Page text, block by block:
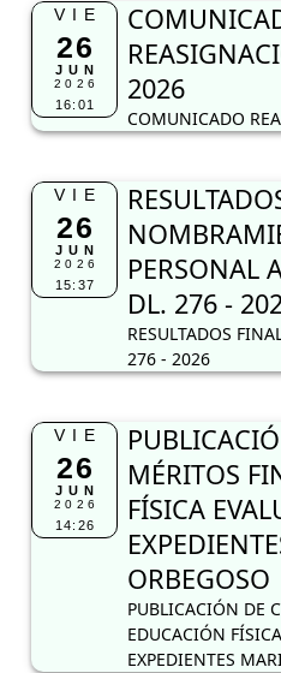
VIE
26
JUN
2026
16:01
2026
COMUNICADO
VIE
26
JUN
2026
15:37
PERSONAL
DL. 276 -
RESULTADOS
276 - 2026
VIE
26
JUN
2026
14:26
MÉRITOS
FÍSICA
ORBEGOSO
PUBLICACIÓN DE
EDUCACIÓN
EXPEDIENTES